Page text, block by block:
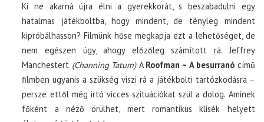
Ki ne akarná újra élni a gyerekkorát, s beszabadulni egy
hatalmas játékboltba, hogy mindent, de tényleg mindent
kipróbálhasson? Filmünk hőse megkapja ezt a lehetőséget, de
nem egészen úgy, ahogy előzőleg számított rá. Jeffrey
Manchestert (Channing Tatum)ARoofman – A besurranó című
filmben ugyanis a szükség viszi rá a játékbolti tartózkodásra –
persze ettől még irtó vicces szituációkat szül a dolog. Aminek
főként a néző örülhet, mert romantikus klisék helyett